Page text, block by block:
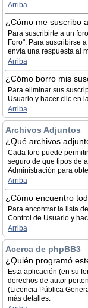
Arriba
¿Cómo me suscribo
Para suscribirte a un
Foro". Para suscribirse
envía una respuesta al
Arriba
¿Cómo borro mis
Para eliminar sus
Usuario y hacer clic en
Arriba
Archivos Adjuntos
¿Qué archivos
Cada foro puede
seguro de que tipos de
Administración para
Arriba
¿Cómo encuentro
Para encontrar la lista
Control de Usuario y
Arriba
Acerca de phpBB3
¿Quién programó
Esta aplicación (en su
derechos de autor
(Licencia Pública
más detalles.